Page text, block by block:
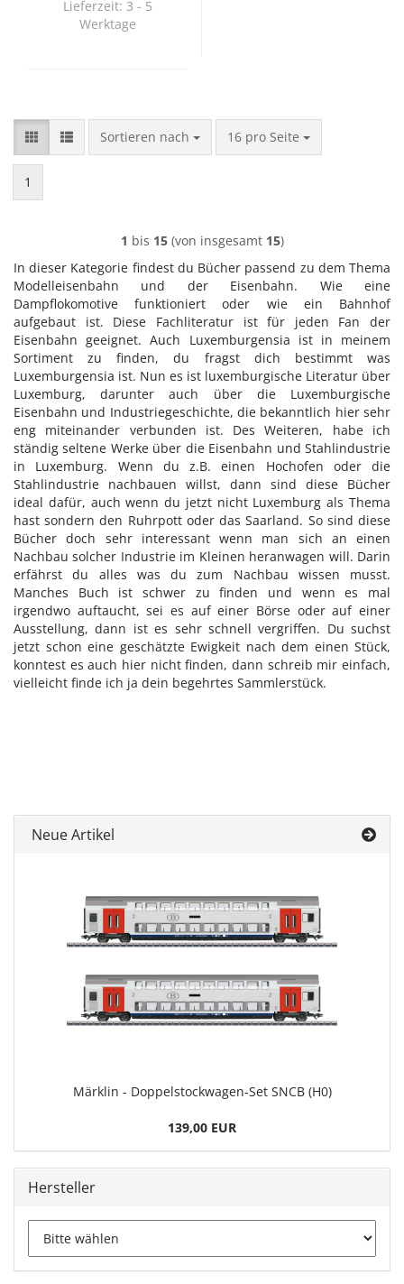
Lieferzeit: 3 - 5
Werktage
Sortieren nach
Sortieren nach 16 pro Seite
pro Seite
1
1 bis 15(von insgesamt 15)
In dieser Kategorie findest du Bücher passend zu dem Thema
Modelleisenbahn und der Eisenbahn. Wie eine
Dampflokomotive funktioniert oder wie ein Bahnhof
aufgebaut ist. Diese Fachliteratur ist für jeden Fan der
Eisenbahn geeignet. Auch Luxemburgensia ist in meinem
Sortiment zu finden, du fragst dich bestimmt was
Luxemburgensia ist. Nun es ist luxemburgische Literatur über
Luxemburg, darunter auch über die Luxemburgische
Eisenbahn und Industriegeschichte, die bekanntlich hier sehr
eng miteinander verbunden ist. Des Weiteren, habe ich
ständig seltene Werke über die Eisenbahn und Stahlindustrie
in Luxemburg. Wenn du z.B. einen Hochofen oder die
Stahlindustrie nachbauen willst, dann sind diese Bücher
ideal dafür, auch wenn du jetzt nicht Luxemburg als Thema
hast sondern den Ruhrpott oder das Saarland. So sind diese
Bücher doch sehr interessant wenn man sich an einen
Nachbau solcher Industrie im Kleinen heranwagen will. Darin
erfährst du alles was du zum Nachbau wissen musst.
Manches Buch ist schwer zu finden und wenn es mal
irgendwo auftaucht, sei es auf einer Börse oder auf einer
Ausstellung, dann ist es sehr schnell vergriffen. Du suchst
jetzt schon eine geschätzte Ewigkeit nach dem einen Stück,
konntest es auch hier nicht finden, dann schreib mir einfach,
vielleicht finde ich ja dein begehrtes Sammlerstück.
Neue Artikel
Märklin - Doppelstockwagen-Set SNCB (H0)
139,00 EUR
Hersteller